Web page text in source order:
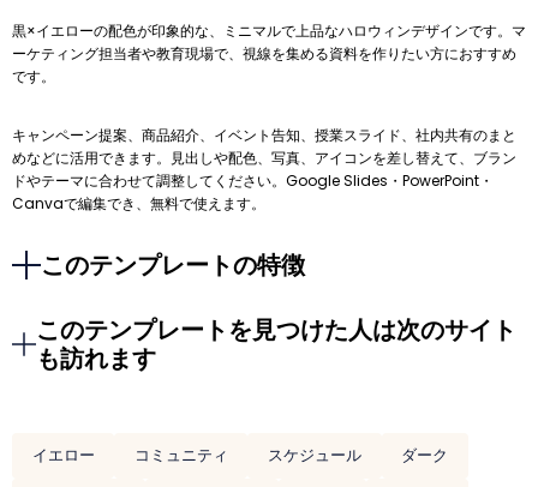
黒×イエローの配色が印象的な、ミニマルで上品なハロウィンデザインです。マ
ーケティング担当者や教育現場で、視線を集める資料を作りたい方におすすめ
です。
キャンペーン提案、商品紹介、イベント告知、授業スライド、社内共有のまと
めなどに活用できます。見出しや配色、写真、アイコンを差し替えて、ブラン
ドやテーマに合わせて調整してください。Google Slides・PowerPoint・
Canvaで編集でき、無料で使えます。
このテンプレートの特徴
このテンプレートを見つけた人は次のサイト
も訪れます
イエロー コミュニティ スケジュール
ダーク